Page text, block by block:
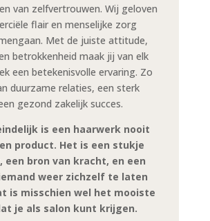
van zelfvertrouwen. Wij geloven
flair en menselijke zorg
Met de juiste attitude,
betrokkenheid maak jij van elk
een betekenisvolle ervaring. Zo
duurzame relaties, een sterk
gezond zakelijk succes.
is een haarwerk nooit
product. Het is een stukje
bron van kracht, en een
weer zichzelf te laten
is misschien wel het mooiste
je als salon kunt krijgen.